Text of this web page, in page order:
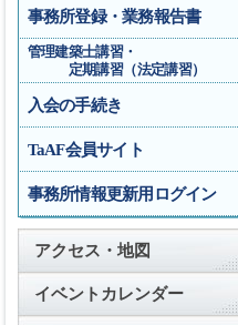
事務所登録・業務報告書
管理建築士講習・
定期講習（法定講習）
入会の手続き
TaAF会員サイト
事務所情報更新用ログイン
アクセス・地図
イベントカレンダー